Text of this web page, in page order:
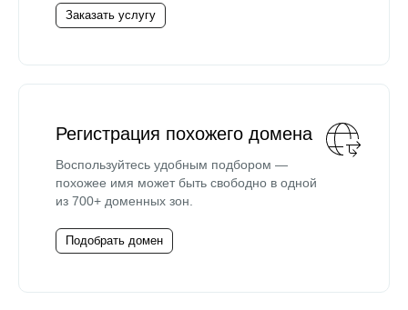
Заказать услугу
Регистрация похожего домена
Воспользуйтесь удобным подбором —
похожее имя может быть свободно в одной
из 700+ доменных зон.
Подобрать домен